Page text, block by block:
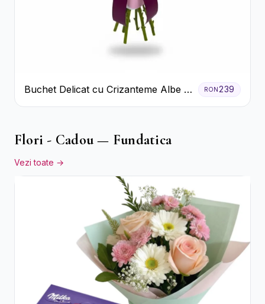
Buchet Delicat cu Crizanteme Albe și
Mov
RON239
Flori - Cadou — Fundatica
Vezi toate →